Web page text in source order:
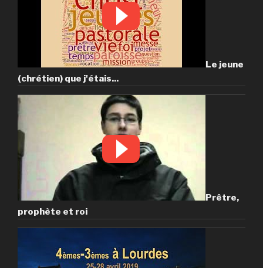
Le jeune
(chrétien) que j'étais...
Prêtre,
prophète et roi